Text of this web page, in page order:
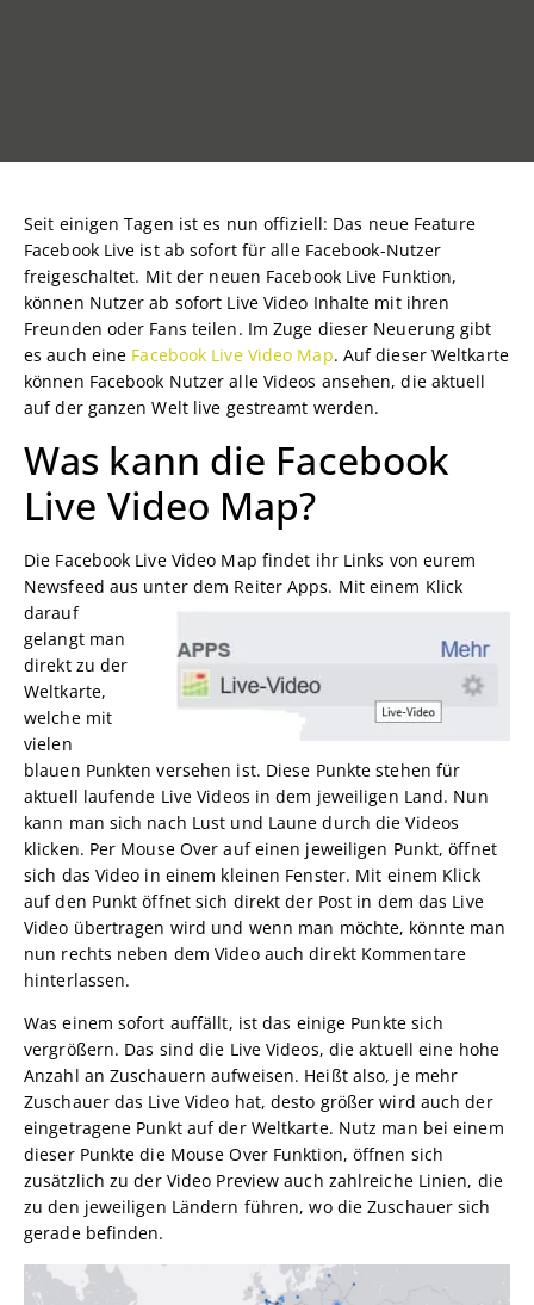
Seit einigen Tagen ist es nun offiziell: Das neue Feature
Facebook Live ist ab sofort für alle Facebook-Nutzer
freigeschaltet. Mit der neuen Facebook Live Funktion,
können Nutzer ab sofort Live Video Inhalte mit ihren
Freunden oder Fans teilen. Im Zuge dieser Neuerung gibt
es auch eine Facebook Live Video Map. Auf dieser Weltkarte
können Facebook Nutzer alle Videos ansehen, die aktuell
auf der ganzen Welt live gestreamt werden.
Was kann die Facebook
Live Video Map?
Die Facebook Live Video Map findet ihr Links von eurem
Newsfeed aus unter dem Reiter Apps. Mit einem Klick
darauf
gelangt man
direkt zu der
Weltkarte,
welche mit
vielen
blauen Punkten versehen ist. Diese Punkte stehen für
aktuell laufende Live Videos in dem jeweiligen Land. Nun
kann man sich nach Lust und Laune durch die Videos
klicken. Per Mouse Over auf einen jeweiligen Punkt, öffnet
sich das Video in einem kleinen Fenster. Mit einem Klick
auf den Punkt öffnet sich direkt der Post in dem das Live
Video übertragen wird und wenn man möchte, könnte man
nun rechts neben dem Video auch direkt Kommentare
hinterlassen.
Was einem sofort auffällt, ist das einige Punkte sich
vergrößern. Das sind die Live Videos, die aktuell eine hohe
Anzahl an Zuschauern aufweisen. Heißt also, je mehr
Zuschauer das Live Video hat, desto größer wird auch der
eingetragene Punkt auf der Weltkarte. Nutz man bei einem
dieser Punkte die Mouse Over Funktion, öffnen sich
zusätzlich zu der Video Preview auch zahlreiche Linien, die
zu den jeweiligen Ländern führen, wo die Zuschauer sich
gerade befinden.